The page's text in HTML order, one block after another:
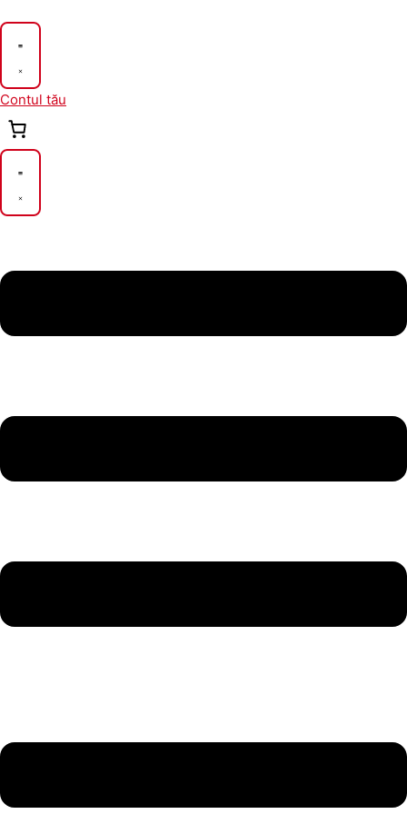
to
content
Contul tău